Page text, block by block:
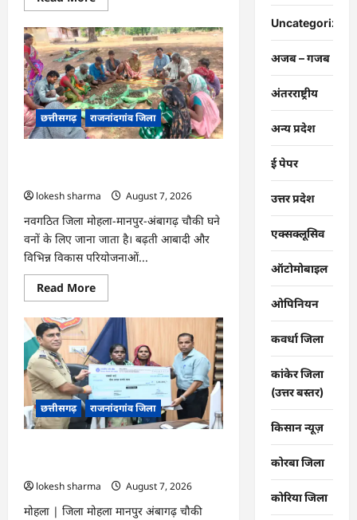
more
CG
:
90
लाख
की
ठगी,
महिला
सहित
तीन
आरोपी
को
छत्तीसगढ़ राजनांदगांव जिला
lokesh sharma
August 7, 2026
नवगठित जिला मोहला-मानपुर-अंबागढ़ चौकी घने
वनों के लिए जाना जाता है। बढ़ती आबादी और
विभिन्न विकास परियोजनाओं...
Read MoreRead
more
मोहला
चार
एकड़
बंजर
वन
पर
किया
सीड
बॉल
छत्तीसगढ़ राजनांदगांव जिला
lokesh sharma
August 7, 2026
मोहला | जिला मोहला मानपुर अंबागढ़ चौकी
Uncategorized
अजब – गजब
अंतरराष्ट्रीय
अन्य प्रदेश
ई पेपर
उत्तर प्रदेश
एक्सक्लूसिव
ऑटोमोबाइल
ओपिनियन
कवर्धा जिला
कांकेर जिला
(उत्तर बस्तर)
किसान न्यूज़
कोरबा जिला
कोरिया जिला